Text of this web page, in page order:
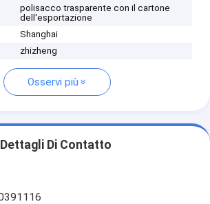
polisacco trasparente con il cartone
dell'esportazione
Shanghai
zhizheng
Osservi più
Dettagli Di Contatto